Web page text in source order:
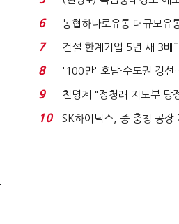
노동자는 강행군…'야...
6
농협하나로유통 대규모유
적발…공정위, 과...
7
건설 한계기업 5년 새 3배
침체에 재무 ...
8
'100만' 호남·수도권 경선
주일
9
친명계 "정청래 지도부 당
친청계 "신천지 오...
10
SK하이닉스, 중 충칭 공장